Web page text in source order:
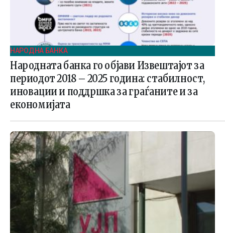
НАРОДНА БАНКА
Народната банка го објави Извештајот за
периодот 2018 – 2025 година: стабилност,
иновации и поддршка за граѓаните и за
економијата